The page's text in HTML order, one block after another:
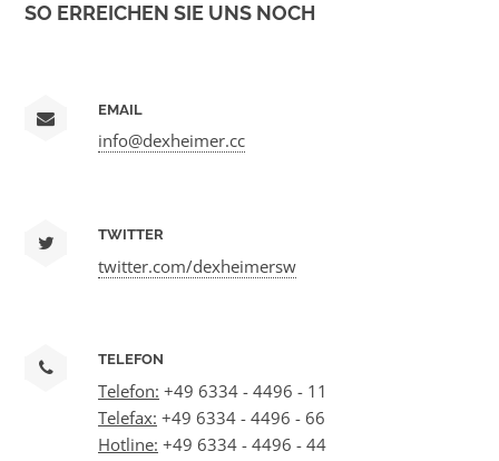
SO ERREICHEN SIE UNS NOCH
EMAIL
info@dexheimer.cc
TWITTER
twitter.com/dexheimersw
TELEFON
Telefon: +49 6334 - 4496 - 11
Telefax: +49 6334 - 4496 - 66
Hotline: +49 6334 - 4496 - 44